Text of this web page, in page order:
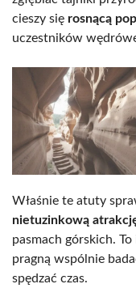
cieszy się rosnącą
uczestników
Właśnie te atuty
nietuzinkową
pasmach górskich.
pragną wspólnie
spędzać czas.